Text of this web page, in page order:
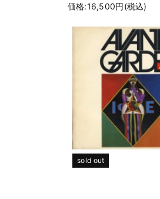
価格:16,500円(税込)
sold out